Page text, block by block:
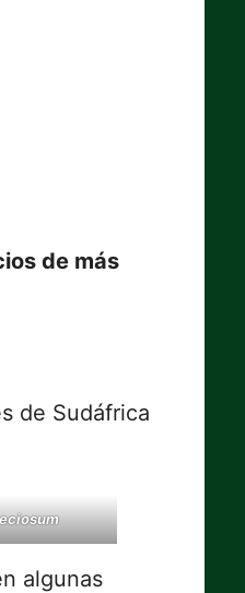
de más
de Sudáfrica
algunas